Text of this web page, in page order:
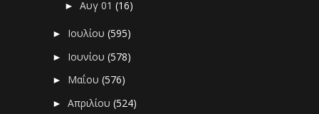
►Αυγ 01(16)
► Ιουλίου(595)
► Ιουνίου(578)
► Μαΐου(576)
►Απριλίου(524)